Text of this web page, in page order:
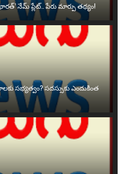
నేమ్ ప్లేట్‌.. పేరు మార్పు తథ్యం!
సభ్యత్వం? సదస్సుకు ఎందుకింత